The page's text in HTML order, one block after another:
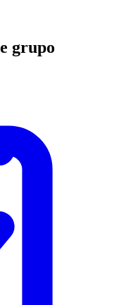
grupo